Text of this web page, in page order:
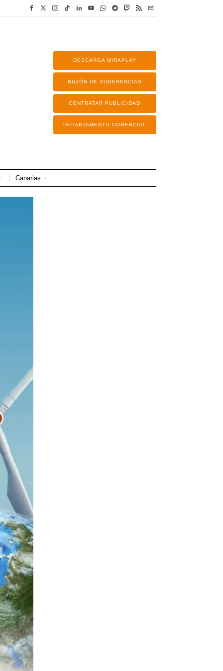
DESCARGA MIRAPLAY
BUZÓN DE SUGERENCIAS
CONTRATAR PUBLICIDAD
DEPARTAMENTO COMERCIAL
Canarias